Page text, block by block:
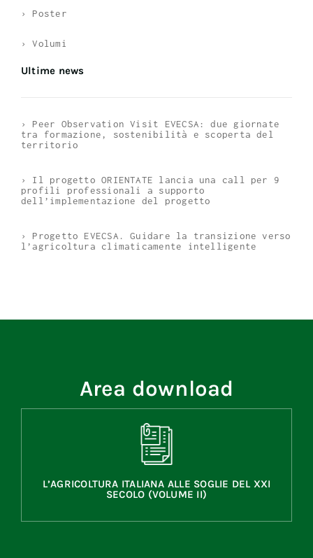
› Poster
› Volumi
Ultime news
› Peer Observation Visit EVECSA: due giornate
tra formazione, sostenibilità e scoperta del
territorio
› Il progetto ORIENTATE lancia una call per 9
profili professionali a supporto
dell’implementazione del progetto
› Progetto EVECSA. Guidare la transizione verso
l’agricoltura climaticamente intelligente
Area download
L’AGRICOLTURA ITALIANA ALLE SOGLIE DEL XXI
SECOLO (VOLUME II)